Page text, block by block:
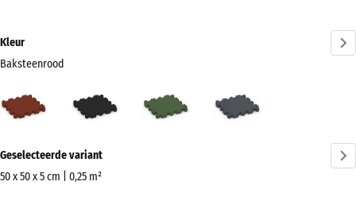
Kleur
Baksteenrood
Baksteenrood
(active)
Grasgroen
informatie
over
Geselecteerde variant
50 x 50 x 5 cm | 0,25 m²